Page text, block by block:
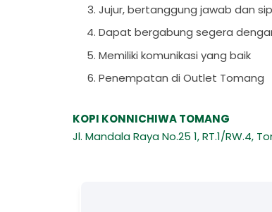
Jujur, bertanggung jawab dan
Dapat bergabung segera
Memiliki komunikasi yang baik
Penempatan di Outlet Tomang
KOPI KONNICHIWA TOMANG
Jl. Mandala Raya No.25 1, RT.1/RW.4,